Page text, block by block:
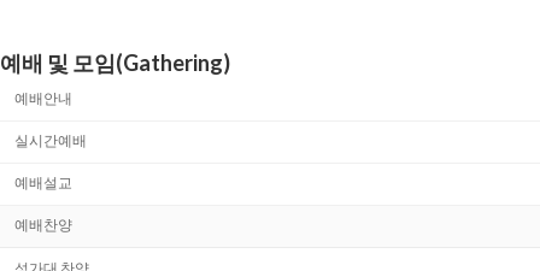
예배 및 모임(Gathering)
예배안내
실시간예배
예배설교
예배찬양